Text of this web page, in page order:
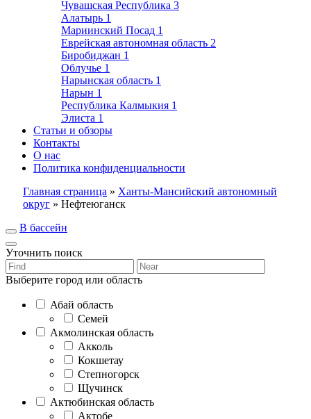
Чувашская Республика 3
Алатырь 1
Мариинский Посад 1
Еврейская автономная область 2
Биробиджан 1
Облучье 1
Нарынская область 1
Нарын 1
Республика Калмыкия 1
Элиста 1
Статьи и обзоры
Контакты
О нас
Политика конфиденциальности
Главная страница » Ханты-Мансийский автономный
округ » Нефтеюганск
В бассейн
Уточнить поиск
Выберите город или область
Абай область
Семей
Акмолинская область
Акколь
Кокшетау
Степногорск
Щучинск
Актюбинская область
Актобе